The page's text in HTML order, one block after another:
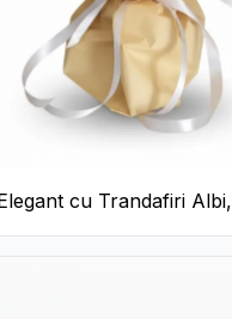
cu Trandafiri Albi,
și Crizanteme Crem